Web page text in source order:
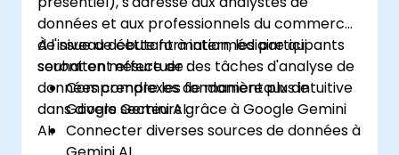
données et aux professionnels du commerce
de niveau débutant à intermédiaire qui
souhaitent effectuer des tâches d'analyse de
données complexes de manière plus intuitive
dans divers secteurs grâce à Google Gemini
AI.
À l'issue de cette formation, les participants
seront en mesure de :
Comprendre les fondamentaux de
Google Gemini AI.
Connecter diverses sources de données à